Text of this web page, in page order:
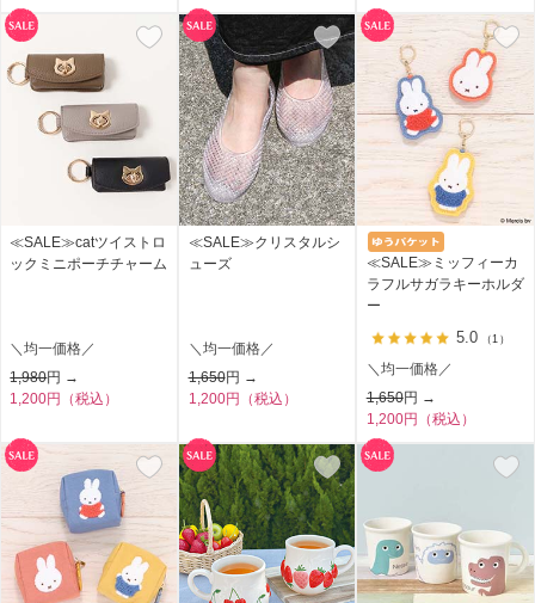
≪SALE≫catツイストロ
ックミニポーチチャーム
＼均一価格／
1,980円 →
1,200円（税込）
≪SALE≫クリスタルシ
ューズ
＼均一価格／
1,650円 →
1,200円（税込）
≪SALE≫ミッフィーカ
ラフルサガラキーホルダ
ー
5.0 （1）
＼均一価格／
1,650円 →
1,200円（税込）